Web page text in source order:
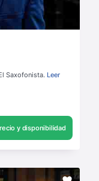
Saxofonista. Leer
y disponibilidad